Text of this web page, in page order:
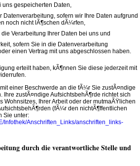
uns gespeicherten Daten,
Datenverarbeitung, sofern wir Ihre Daten aufgrund
noch nicht lÃ¶schen dÃ¼rfen,
Verarbeitung Ihrer Daten bei uns und
sofern Sie in die Datenverarbeitung
einen Vertrag mit uns abgeschlossen haben.
erteilt haben, kÃ¶nnen Sie diese jederzeit mit
einer Beschwerde an die fÃ¼r Sie zustÃ¤ndige
Ihre zustÃ¤ndige AufsichtsbehÃ¶rde richtet sich
Wohnsitzes, Ihrer Arbeit oder der mutmaÃŸlichen
(fÃ¼r den nichtÃ¶ffentlichen
Sie unter:
Infothek/Anschriften_Links/anschriften_links-
durch die verantwortliche Stelle und